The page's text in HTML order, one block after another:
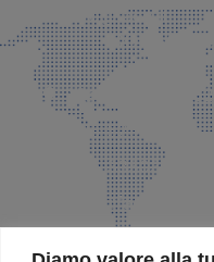
info@faeg.it
Via Padre Elzi,
035 525015
035 335037
info@faeg.it